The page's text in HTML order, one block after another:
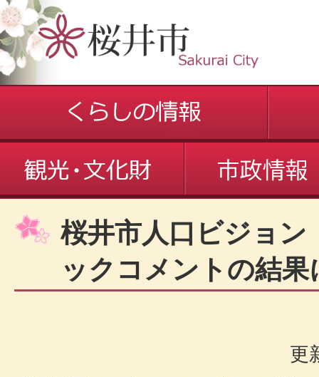
桜井市人口ビジョン
ックコメントの結
更